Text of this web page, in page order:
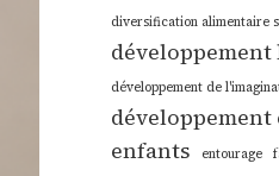
diversification alimentaire
développement
développement de
enfants
entourage